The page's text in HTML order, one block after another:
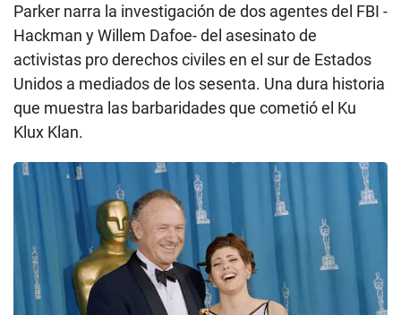
Parker narra la investigación de dos agentes del FBI -
Hackman y Willem Dafoe- del asesinato de
activistas pro derechos civiles en el sur de Estados
Unidos a mediados de los sesenta. Una dura historia
que muestra las barbaridades que cometió el Ku
Klux Klan.